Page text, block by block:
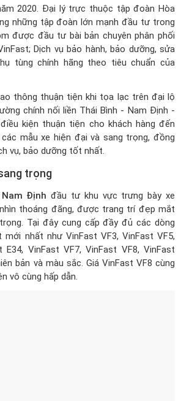
2020. Đại lý trực thuộc tập đoàn Hòa
những tập đoàn lớn mạnh đầu tư trong
được đầu tư bài bản chuyên phân phối
Dịch vụ bảo hành, bảo dưỡng, sửa
tùng chính hãng theo tiêu chuẩn của
thông thuận tiện khi tọa lạc trên đại lộ
chính nối liền Thái Bình - Nam Định -
kiện thuận tiện cho khách hàng đến
mẫu xe hiện đại và sang trọng, đồng
vụ, bảo dưỡng tốt nhất.
trọng
Định đầu tư khu vực trưng bày xe
thoáng đãng, được trang trí đẹp mắt
Tại đây cung cấp đầy đủ các dòng
mới nhất như VinFast VF3, VinFast VF5,
E34, VinFast VF7, VinFast VF8, VinFast
bản và màu sắc. Giá VinFast VF8 cùng
vô cùng hấp dẫn.